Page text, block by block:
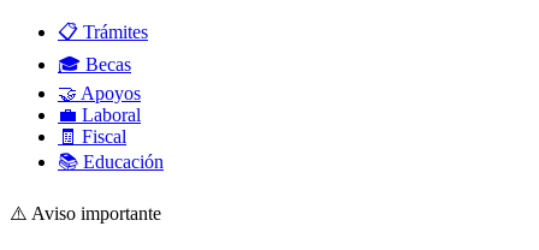
📋 Trámites
🎓 Becas
🤝 Apoyos
💼 Laboral
🧾 Fiscal
📚 Educación
⚠️ Aviso importante